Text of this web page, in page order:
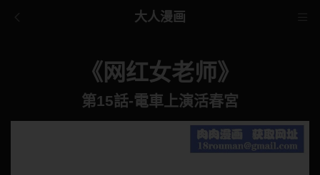
大人漫画
《网红女老师》
第15話-電車上演活春宮